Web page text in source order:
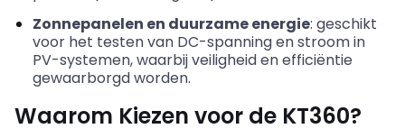
Zonnepanelen en duurzame energie: geschikt
voor het testen van DC-spanning en stroom in
PV-systemen, waarbij veiligheid en efficiëntie
gewaarborgd worden.
Waarom Kiezen voor de KT360?